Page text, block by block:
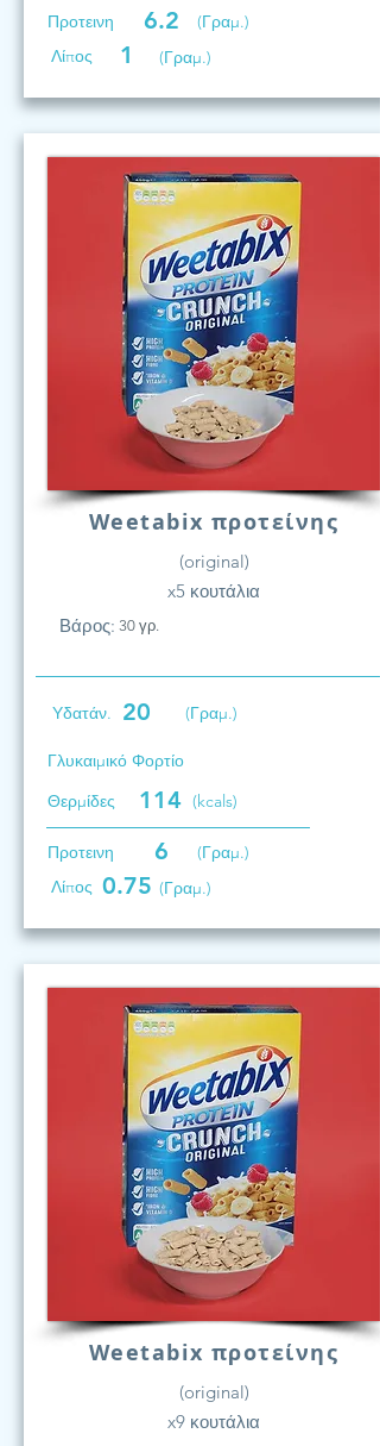
Προτεινη 6.2
(Γραμ.)
Λίπος
1 (Γραμ.)
Weetabix προτείνης
(original)
x5 κουτάλια
Βάρος: 30 γρ.
Υδατάν. 20 (Γραμ.)
Γλυκαιμικό Φορτίο
Θερμίδες
114 (kcals)
Προτεινη 6
(Γραμ.)
Λίπος 0.75 (Γραμ.)
Weetabix προτείνης
(original)
x9 κουτάλια